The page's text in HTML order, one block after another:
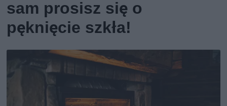
sam prosisz się o
pęknięcie szkła!